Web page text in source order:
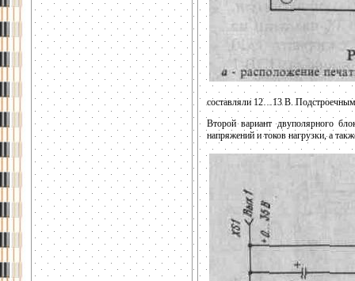
составляли 12…13 В.
Второй вариант двуполярного
напряжений и токов нагрузки, а